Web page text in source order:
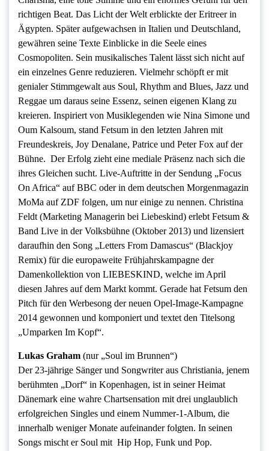
richtigen Beat. Das Licht der Welt erblickte der Eritreer in
Ägypten. Später aufgewachsen in Italien und Deutschland,
gewähren seine Texte Einblicke in die Seele eines
Cosmopoliten. Sein musikalisches Talent lässt sich nicht auf
ein einzelnes Genre reduzieren. Vielmehr schöpft er mit
genialer Stimmgewalt aus Soul, Rhythm and Blues, Jazz und
Reggae um daraus seine Essenz, seinen eigenen Klang zu
kreieren. Inspiriert von Musiklegenden wie Nina Simone und
Oum Kalsoum, stand Fetsum in den letzten Jahren mit
Freundeskreis, Joy Denalane, Patrice und Peter Fox auf der
Bühne. Der Erfolg zieht eine mediale Präsenz nach sich die
ihres Gleichen sucht. Live-Auftritte in der Sendung „Focus
On Africa“ auf BBC oder in dem deutschen Morgenmagazin
MoMa auf ZDF folgen, um nur einige zu nennen. Christina
Feldt (Marketing Managerin bei Liebeskind) erlebt Fetsum &
Band Live in der Volksbühne (Oktober 2013) und lizensiert
daraufhin den Song „Letters From Damascus“ (Blackjoy
Remix) für die europaweite Frühjahrskampagne der
Damenkollektion von LIEBESKIND, welche im April
diesen Jahres auf dem Markt kommt. Gerade hat Fetsum den
Pitch für den Werbesong der neuen Opel-Image-Kampagne
2014 gewonnen und komponiert und textet den Titelsong
„Umparken Im Kopf“.
Lukas Graham (nur „Soul im Brunnen“)
Der 23-jährige Sänger und Songwriter aus Christiania, jenem
berühmten „Dorf“ in Kopenhagen, ist in seiner Heimat
Dänemark eine wahre Chartsensation mit drei unglaublich
erfolgreichen Singles und einem Nummer-1-Album, die
innerhalb weniger Monate aufeinander folgten. In seinen
Songs mischt er Soul mit Hip Hop, Funk und Pop.